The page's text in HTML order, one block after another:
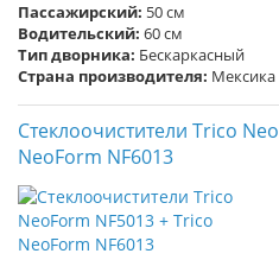
Пассажирский: 50 см
Водительский: 60 см
Тип дворника: Бескаркасный
Страна производителя: Мексика
Стеклоочистители Trico
NeoForm NF6013